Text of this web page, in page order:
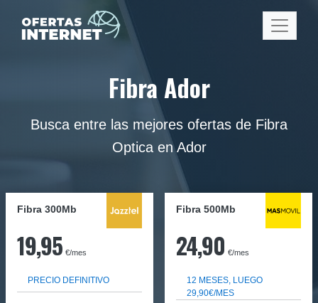
Fibra Ador
Busca entre las mejores ofertas de Fibra
Optica en Ador
Fibra 300Mb
19,95 €/mes
PRECIO DEFINITIVO
Fibra 500Mb
24,90 €/mes
12 MESES, LUEGO
29,90€/MES